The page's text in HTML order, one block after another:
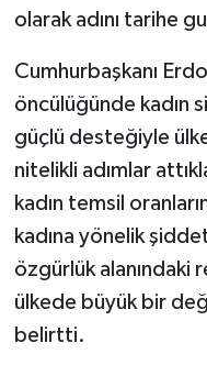
olarak adını tarihe
Cumhurbaşkanı
öncülüğünde kadın
güçlü desteğiyle
nitelikli adımlar
kadın temsil
kadına yönelik
özgürlük alanındaki
ülkede büyük bir
belirtti.